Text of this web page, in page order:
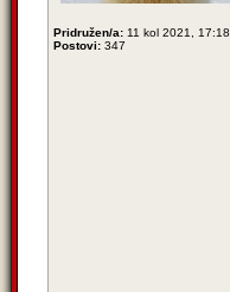
Pridružen/a: 11 kol 2021, 17:18
Postovi: 347